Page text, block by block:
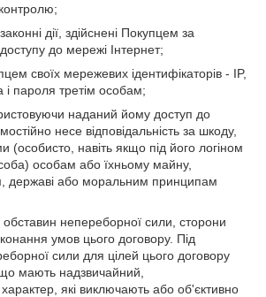
дії, здійснені Покупцем за
до мережі Інтернет;
своїх мережевих ідентифікаторів - IP,
і пароля третім особам;
наданий йому доступ до
несе відповідальність за шкоду,
(особисто, навіть якщо під його логіном
особам або їхньому майну,
державі або моральним принципам
непереборної сили, сторони
умов цього договору. Під
сили для цілей цього договору
мають надзвичайний,
які виключають або об'єктивно